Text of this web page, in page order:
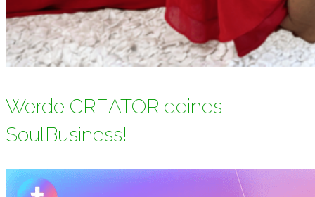
Werde CREATOR deines
SoulBusiness!